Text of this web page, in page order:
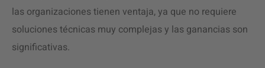
las organizaciones tienen ventaja, ya que no requiere
soluciones técnicas muy complejas y las ganancias son
significativas.